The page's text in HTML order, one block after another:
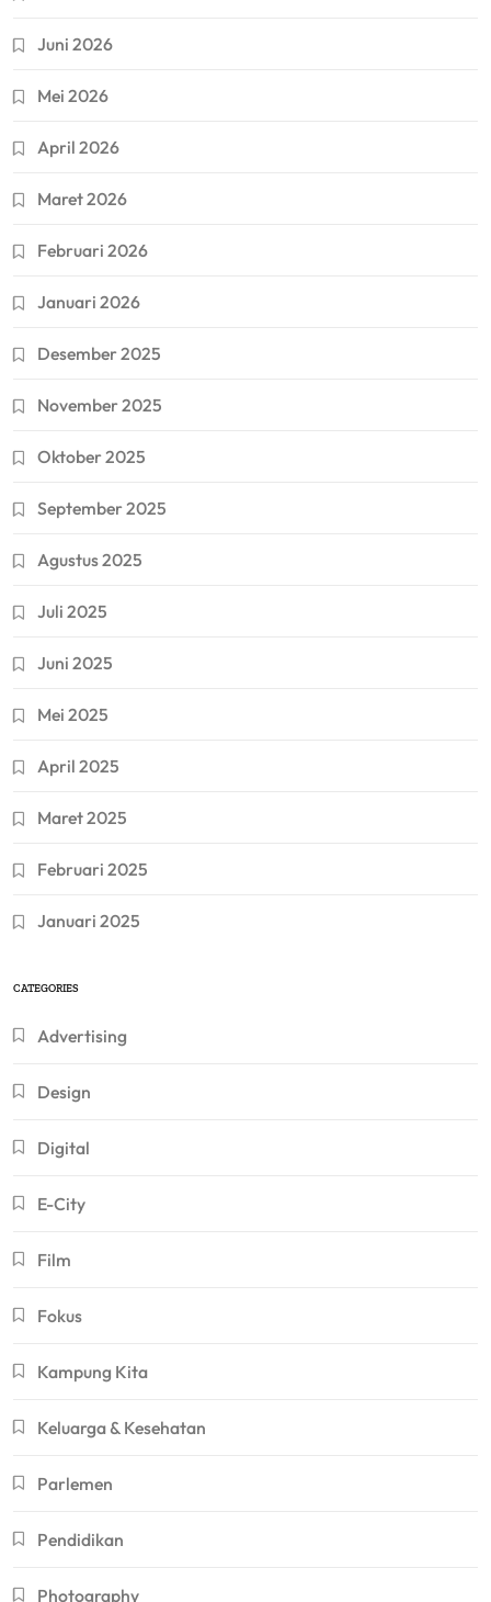
Juni 2026
Mei 2026
April 2026
Maret 2026
Februari 2026
Januari 2026
Desember 2025
November 2025
Oktober 2025
September 2025
Agustus 2025
Juli 2025
Juni 2025
Mei 2025
April 2025
Maret 2025
Februari 2025
Januari 2025
CATEGORIES
Advertising
Design
Digital
E-City
Film
Fokus
Kampung Kita
Keluarga & Kesehatan
Parlemen
Pendidikan
Photography